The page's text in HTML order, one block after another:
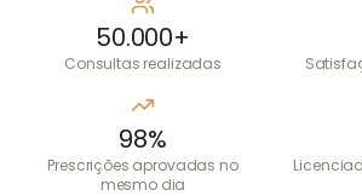
50.000+
Consultas realizadas
98%
Prescrições aprovadas no
mesmo dia